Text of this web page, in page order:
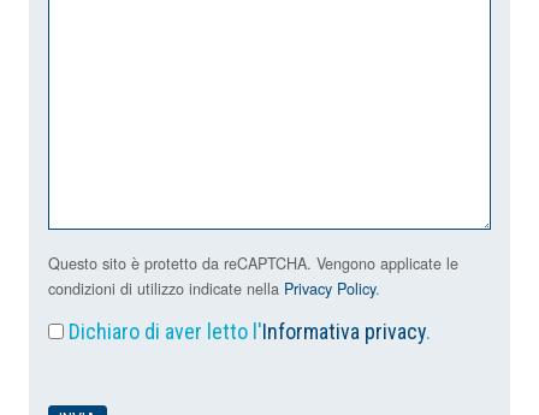
Questo sito è protetto da reCAPTCHA. Vengono applicate le
condizioni di utilizzo indicate nella Privacy Policy.
Dichiaro di aver letto l'Informativa privacy.